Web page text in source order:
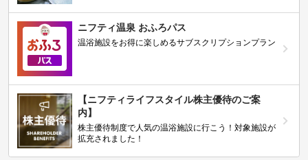
ニフティ温泉 おふろパス
温浴施設をお得に楽しめるサブスクリプションプラン
【ニフティライフスタイル株主優待のご案
内】
株主優待制度で人気の温浴施設に行こう！対象施設が
拡充されました！